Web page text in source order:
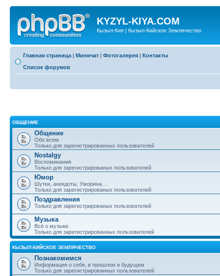
KYZYL-KIYA.COM
Кызыл-Кия | Кызыл-Кийское Землячество
Главная страница | Миничат | Фотогалерея | Контакты
Список форумов
ОБЩЕНИЕ
Общение
Обо всем
Только для зарегистрированных пользователей
Nostalgy
Воспоминания
Только для зарегистрированых пользователей
Юмор
Шутки, анекдоты, Уморина....
Только для зарегистрированых пользователей
Поздравления
Только для зарегистрированых пользователей
Музыка
Всё о музыке.
Только для зарегистрированных пользователей
КЫЗЫЛ-КИЙСКОЕ ЗЕМЛЯЧЕСТВО
Познакомимся
Информация о себе, в прошлом и будущем
Только для зарегистрированных пользователей